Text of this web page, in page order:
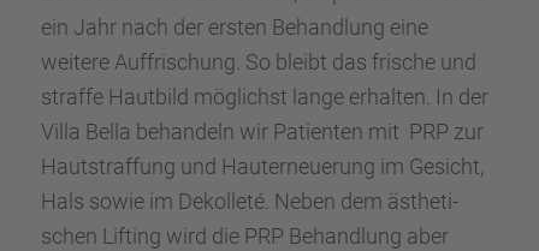
ein Jahr nach der ersten Behand­lung eine
weitere Auffri­schung. So bleibt das frische und
straffe Hautbild möglichst lange erhal­ten. In der
Villa Bella behan­deln wir Patien­ten mit PRP zur
Hautstraf­fung und Hauter­neue­rung im Gesicht,
Hals sowie im Dekol­leté. Neben dem ästhe­ti­
schen Lifting wird die PRP Behand­lung aber